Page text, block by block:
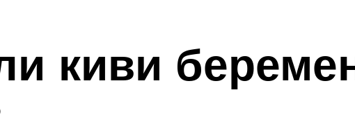
киви